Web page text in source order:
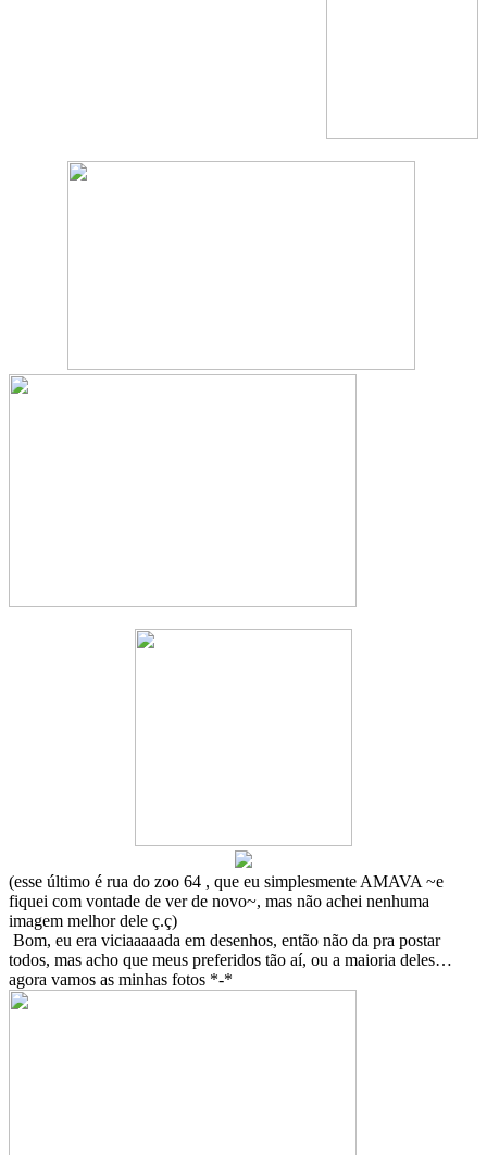
(esse último é rua do zoo 64 , que eu simplesmente AMAVA ~e
fiquei com vontade de ver de novo~, mas não achei nenhuma
imagem melhor dele ç.ç)
Bom, eu era viciaaaaada em desenhos, então não da pra postar
todos, mas acho que meus preferidos tão aí, ou a maioria deles…
agora vamos as minhas fotos *-*